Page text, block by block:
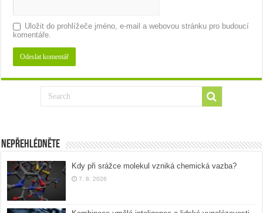
Uložit do prohlížeče jméno, e-mail a webovou stránku pro budoucí
komentáře.
Nepřehlédněte
Kdy při srážce molekul vzniká chemická vazba?
7. 8. 2026